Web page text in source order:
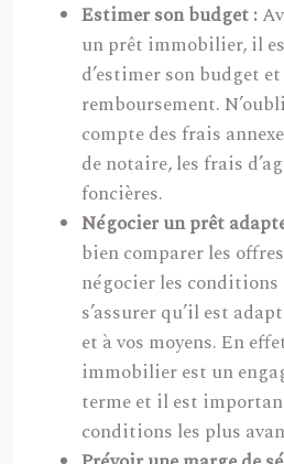
Estimer son budget :
un prêt immobilier, il
d’estimer son budget
remboursement.
compte des frais
de notaire, les frais
foncières.
Négocier un prêt
bien comparer les
négocier les
s’assurer qu’il est
et à vos moyens. En
immobilier est un
terme et il est
conditions les plus